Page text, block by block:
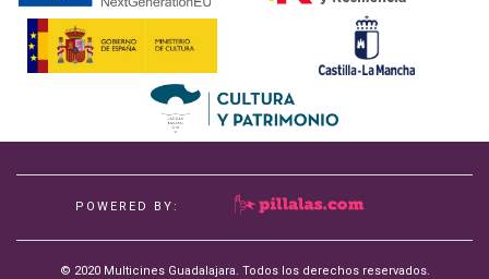
POWERED BY:
© 2020 Multicines Guadalajara. Todos los derechos reservados.